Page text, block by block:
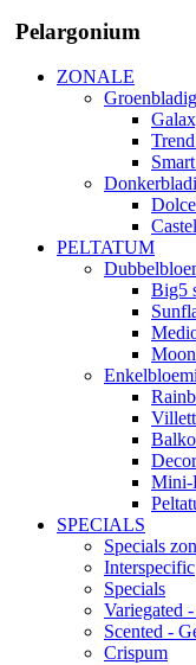
Pelargonium
ZONALE
Groenbladig
PELTATUM
Big5
Mini-
SPECIALS
Specials
Interspecific
Specials
Variegated
Scented -
Crispum